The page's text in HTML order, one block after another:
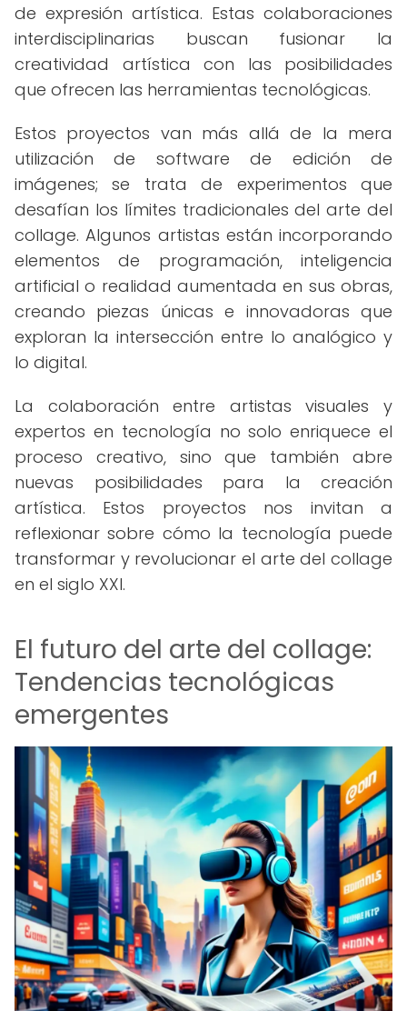
de expresión artística. Estas colaboraciones
interdisciplinarias buscan fusionar la
creatividad artística con las posibilidades
que ofrecen las herramientas tecnológicas.
Estos proyectos van más allá de la mera
utilización de software de edición de
imágenes; se trata de experimentos que
desafían los límites tradicionales del arte del
collage. Algunos artistas están incorporando
elementos de programación, inteligencia
artificial o realidad aumentada en sus obras,
creando piezas únicas e innovadoras que
exploran la intersección entre lo analógico y
lo digital.
La colaboración entre artistas visuales y
expertos en tecnología no solo enriquece el
proceso creativo, sino que también abre
nuevas posibilidades para la creación
artística. Estos proyectos nos invitan a
reflexionar sobre cómo la tecnología puede
transformar y revolucionar el arte del collage
en el siglo XXI.
El futuro del arte del collage:
Tendencias tecnológicas
emergentes